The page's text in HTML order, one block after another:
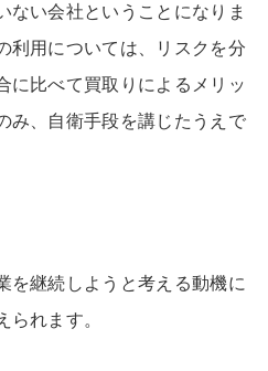
ない会社ということになりま
利用については、リスクを分
に比べて買取りによるメリッ
み、自衛手段を講じたうえで
を継続しようと考える動機に
られます。